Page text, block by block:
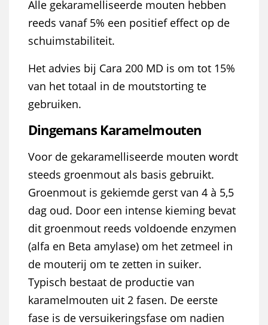
Alle gekaramelliseerde mouten hebben
reeds vanaf 5% een positief effect op de
schuimstabiliteit.
Het advies bij Cara 200 MD is om tot 15%
van het totaal in de moutstorting te
gebruiken.
Dingemans Karamelmouten
Voor de gekaramelliseerde mouten wordt
steeds groenmout als basis gebruikt.
Groenmout is gekiemde gerst van 4 à 5,5
dag oud. Door een intense kieming bevat
dit groenmout reeds voldoende enzymen
(alfa en Beta amylase) om het zetmeel in
de mouterij om te zetten in suiker.
Typisch bestaat de productie van
karamelmouten uit 2 fasen. De eerste
fase is de versuikeringsfase om nadien